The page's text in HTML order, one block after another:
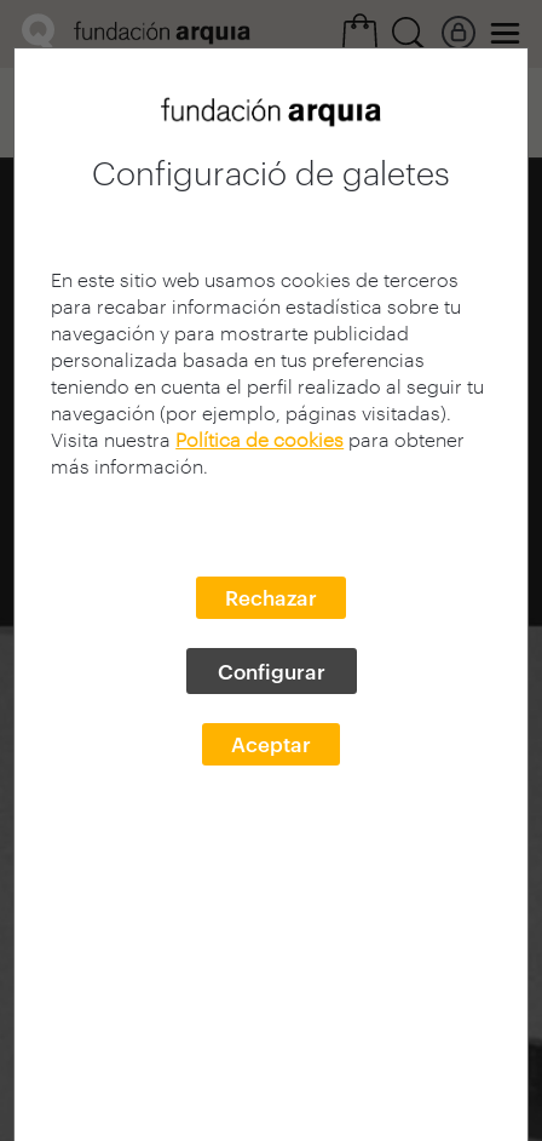
Configuració de galetes
En este sitio web usamos cookies de terceros
para recabar información estadística sobre tu
navegación y para mostrarte publicidad
personalizada basada en tus preferencias
teniendo en cuenta el perfil realizado al seguir tu
navegación (por ejemplo, páginas visitadas).
Visita nuestra Política de cookies para obtener
más información.
Rechazar
Configurar
Aceptar
Convocatorias
Próxima
Ficha realización